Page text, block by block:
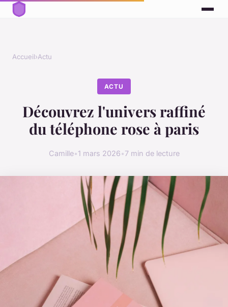
Accueil›Actu
ACTU
Découvrez l'univers raffiné
du téléphone rose à paris
Camille•1 mars 2026•7 min de lecture